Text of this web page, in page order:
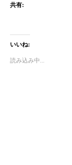
共有:
いいね:
読み込み中...